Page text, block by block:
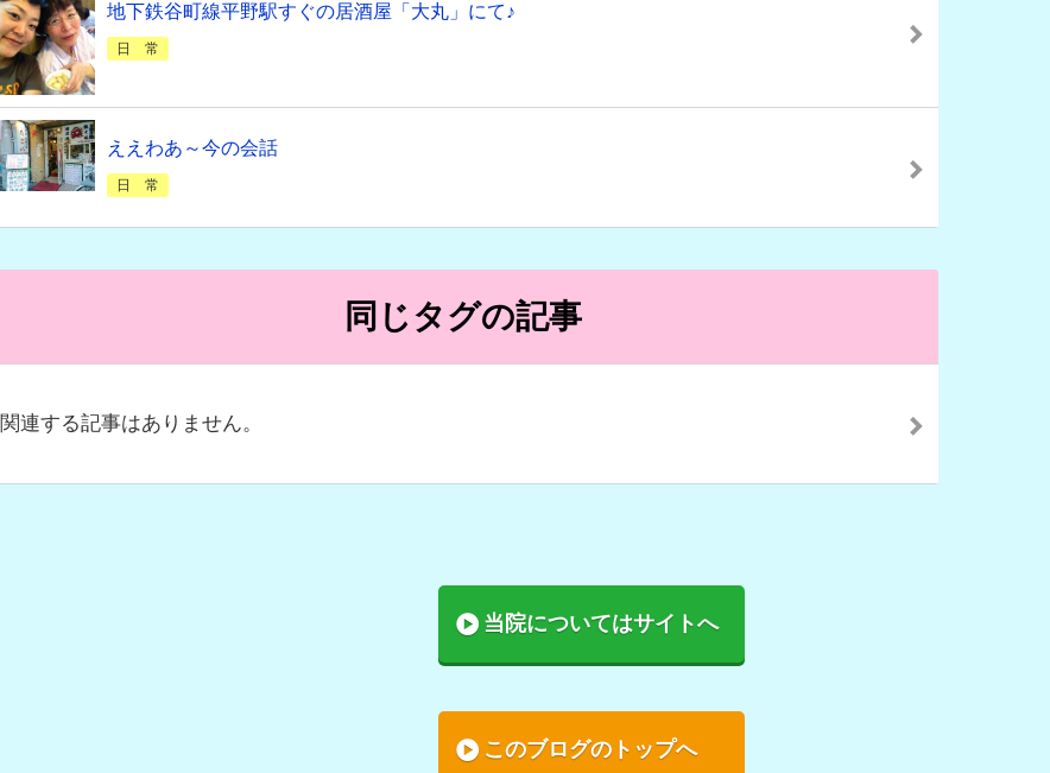
地下鉄谷町線平野駅すぐの居酒屋「大丸」にて♪
日 常
ええわあ～今の会話
日 常
同じタグの記事
関連する記事はありません。
当院についてはサイトへ
このブログのトップへ